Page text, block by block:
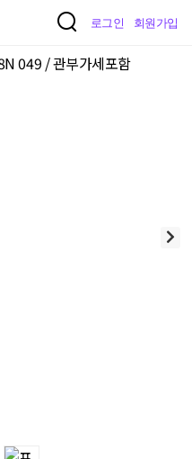
로그인 회원가입